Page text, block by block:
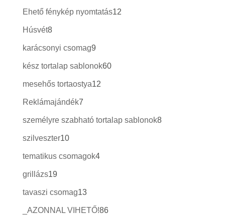
Ehető fénykép nyomtatás1212
Húsvét88
termék
karácsonyi csomag99
termék
kész tortalap sablonok6060
mesehős tortaostya1212
Reklámajándék77
termék
személyre szabható tortalap sablonok88
szilveszter1010
termék
tematikus csomagok44
grillázs1919
termék
tavaszi csomag1313
termék
_AZONNAL VIHETŐ!8686